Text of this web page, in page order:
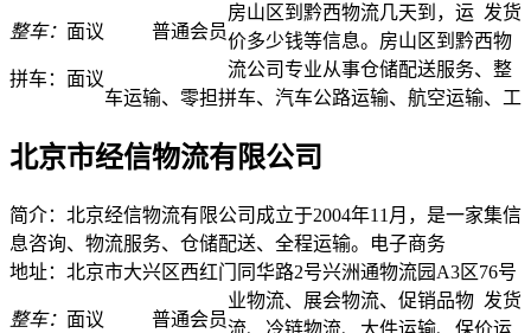
整车： 面议
拼车： 面议
普通会员
发货
北京市经信物流有限公司
简介：北京经信物流有限公司成立于2004年11月，是一家集信
息咨询、物流服务、仓储配送、全程运输。电子商务
地址：北京市大兴区西红门同华路2号兴洲通物流园A3区76号
整车： 面议 普通会员
发货
房山区到黔西物流几天到，运
价多少钱等信息。房山区到黔西物
流公司专业从事仓储配送服务、整
车运输、零担拼车、汽车公路运输、航空运输、工
业物流、展会物流、促销品物
流、冷链物流、大件运输、保价运